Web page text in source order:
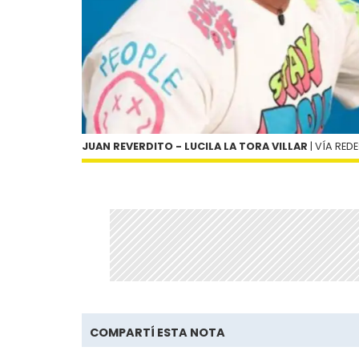
JUAN REVERDITO - LUCILA LA TORA VILLAR | VÍA
COMPARTÍ ESTA NOTA